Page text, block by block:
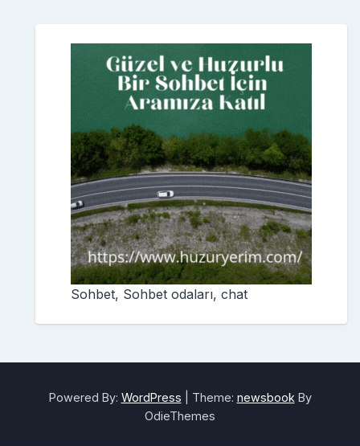
Sohbet, Sohbet odaları, chat
Powered By: WordPress Theme: newsbook By
OdieThemes